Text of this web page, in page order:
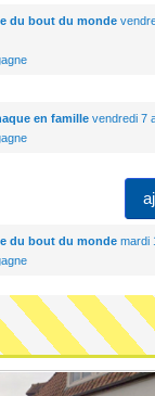
du bout du monde
en famillevendredi 7
du bout du mondemardi